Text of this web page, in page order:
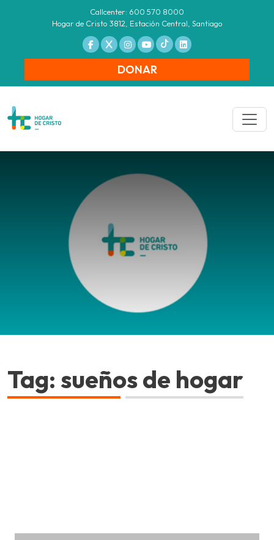
Callcenter: 600 570 8000
Hogar de Cristo 3812, Estación Central, Santiago
DONAR
Tag: sueños de hogar